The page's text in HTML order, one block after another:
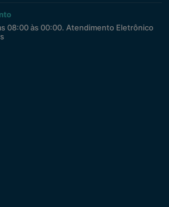
08:00 às 00:00. Atendimento Eletrônico